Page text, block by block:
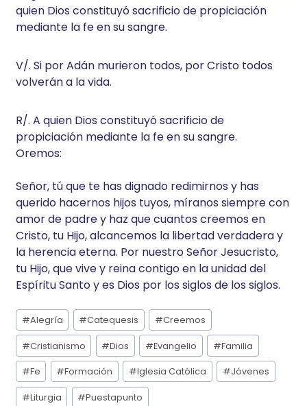
quien Dios constituyó sacrificio de propiciación
mediante la fe en su sangre.
V/. Si por Adán murieron todos, por Cristo todos
volverán a la vida.
R/. A quien Dios constituyó sacrificio de
propiciación mediante la fe en su sangre.
Oremos:
Señor, tú que te has dignado redimirnos y has
querido hacernos hijos tuyos, míranos siempre con
amor de padre y haz que cuantos creemos en
Cristo, tu Hijo, alcancemos la libertad verdadera y
la herencia eterna. Por nuestro Señor Jesucristo,
tu Hijo, que vive y reina contigo en la unidad del
Espíritu Santo y es Dios por los siglos de los siglos.
Etiquetas
de
la
entrada:
#Alegría #Catequesis #Creemos
#Cristianismo #Dios #Evangelio #Familia
#Fe #Formación #Iglesia Católica #Jóvenes
#Liturgia #Puestapunto